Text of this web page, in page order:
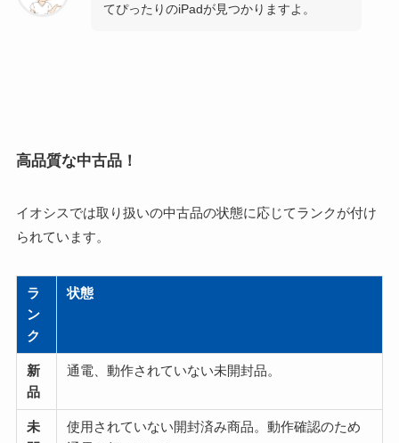
てぴったりのiPadが見つかりますよ。
高品質な中古品！
イオシスでは取り扱いの中古品の状態に応じてランクが付け
られています。
ラ
ン
ク
状態
新
品
通電、動作されていない未開封品。
未
使用されていない開封済み商品。動作確認のため